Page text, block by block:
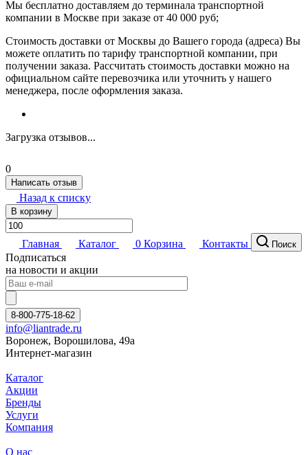
Мы бесплатно доставляем до терминала транспортной
компании в Москве при заказе от 40 000 руб;
Стоимость доставки от Москвы до Вашего города (адреса) Вы
можете оплатить по тарифу транспортной компании, при
получении заказа. Рассчитать стоимость доставки можно на
официальном сайте перевозчика или уточнить у нашего
менеджера, после оформления заказа.
Загрузка отзывов...
0
Написать отзыв
Назад к списку
В корзину
Главная Каталог 0 Корзина Контакты Поиск
Подписаться
на новости и акции
8-800-775-18-62
info@liantrade.ru
Воронеж, Ворошилова, 49а
Интернет-магазин
Каталог
Акции
Бренды
Услуги
Компания
О нас